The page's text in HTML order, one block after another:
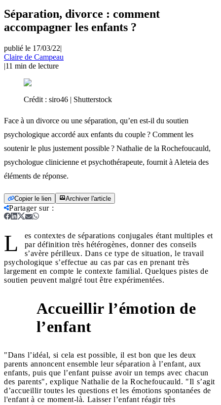
Séparation, divorce : comment
accompagner les enfants ?
publié le 17/03/22|
Claire de Campeau
|11 min de lecture
Crédit : siro46 | Shutterstock
Face à un divorce ou une séparation, qu’en est-il du soutien
psychologique accordé aux enfants du couple ? Comment les
soutenir le plus justement possible ? Nathalie de la Rochefoucauld,
psychologue clinicienne et psychothérapeute, fournit à Aleteia des
éléments de réponse.
Copier le lien Archiver l'article
Partager sur:
L
es contextes de séparations conjugales étant multiples et
par définition très hétérogènes, donner des conseils
s’avère périlleux. Dans ce type de situation, le travail
psychologique s’effectue au cas par cas en prenant très
largement en compte le contexte familial. Quelques pistes de
soutien peuvent malgré tout être expérimentées.
Accueillir l’émotion de
l’enfant
"Dans l’idéal, si cela est possible, il est bon que les deux
parents annoncent ensemble leur séparation à l’enfant, aux
enfants, puis que l’enfant puisse avoir un temps avec chacun
des parents", explique Nathalie de la Rochefoucauld. "Il s’agit
d’accueillir toutes les questions et les émotions spontanées de
l'enfant à ce moment-là. Laisser l’enfant réagir très